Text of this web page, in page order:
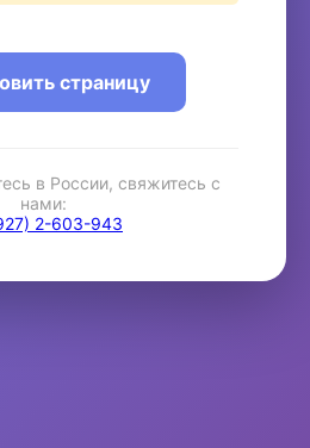
страницу
в России, свяжитесь с
нами:
2-603-943